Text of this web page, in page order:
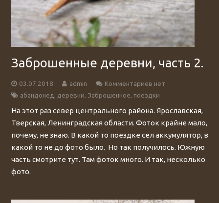
Заброшенные деревни, часть 2.
03.07.2018 admin
Комментариев нет
абандонед, деревни, Заброшенное, поездки
На этот раз север центрального района. Ярославская,
Тверская, Ленинградская области. Фоток крайне мало,
почему, не знаю. В какой то поездке сел аккумулятор, в
какой то не до фото было. Но так получилось. Южную
часть смотрите тут. Там фоток много. И так, несколько
фото.